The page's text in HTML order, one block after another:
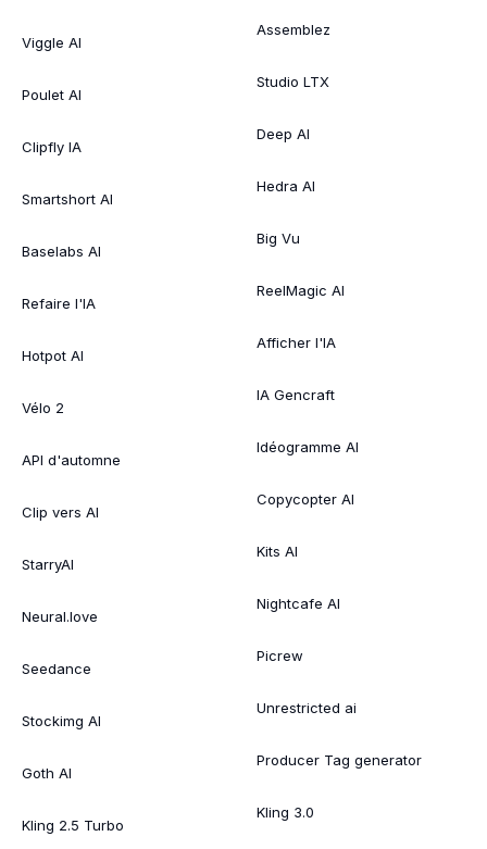
Viggle AI
Poulet AI
Clipfly IA
Smartshort AI
Baselabs AI
Refaire l'IA
Hotpot AI
Vélo 2
API d'automne
Clip vers AI
StarryAI
Neural.love
Seedance
Stockimg AI
Goth AI
Kling 2.5 Turbo
Assemblez
Studio LTX
Deep AI
Hedra AI
Big Vu
ReelMagic AI
Afficher l'IA
IA Gencraft
Idéogramme AI
Copycopter AI
Kits AI
Nightcafe AI
Picrew
Unrestricted ai
Producer Tag generator
Kling 3.0